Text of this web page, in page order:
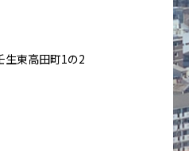
生東高田町1の2